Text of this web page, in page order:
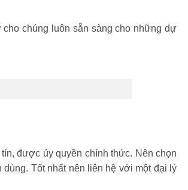
chúng luôn sẵn sàng cho những dự
được ủy quyền chính thức. Nên chọn
Tốt nhất nên liên hệ với một đại lý